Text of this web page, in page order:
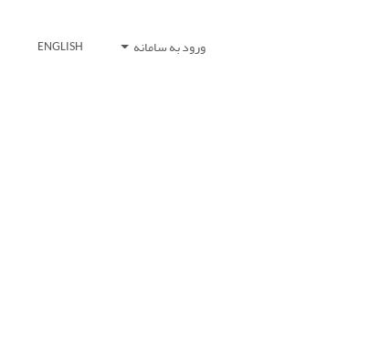
ورود به سامانه ENGLISH